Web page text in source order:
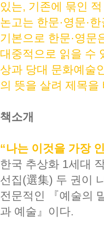
있는, 기존에 묶인
논고는 한문·영문·
기본으로 한문·영문
대중적으로 읽을 수
상과 당대 문화예술
의 뜻을 살려 제목을
책소개
“나는 이것을 가장
한국 추상화 1세대
선집(選集) 두 권이
전문적인 『예술의
과 예술』이다.